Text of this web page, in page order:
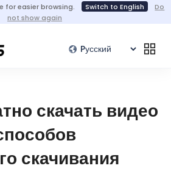
for easier browsing. Switch to English
Do
not show again
скачать видео
скачивания